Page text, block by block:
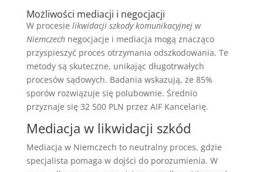
Możliwości mediacji i negocjacji
W procesie likwidacji szkody komunikacyjnej w
Niemczechnegocjacje i mediacja mogą znacząco
przyspieszyć proces otrzymania odszkodowania. Te
metody są skuteczne, unikając długotrwałych
procesów sądowych. Badania wskazują, że 85%
sporów rozwiązuje się polubownie. Średnio
przyznaje się 32 500 PLN przez AIF Kancelarię.
Mediacja w likwidacji szkód
Mediacja w Niemczech to neutralny proces, gdzie
specjalista pomaga w dojści do porozumienia. W